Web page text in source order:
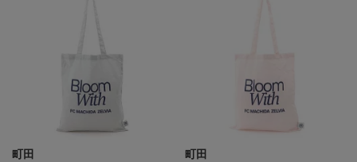
町田
町田